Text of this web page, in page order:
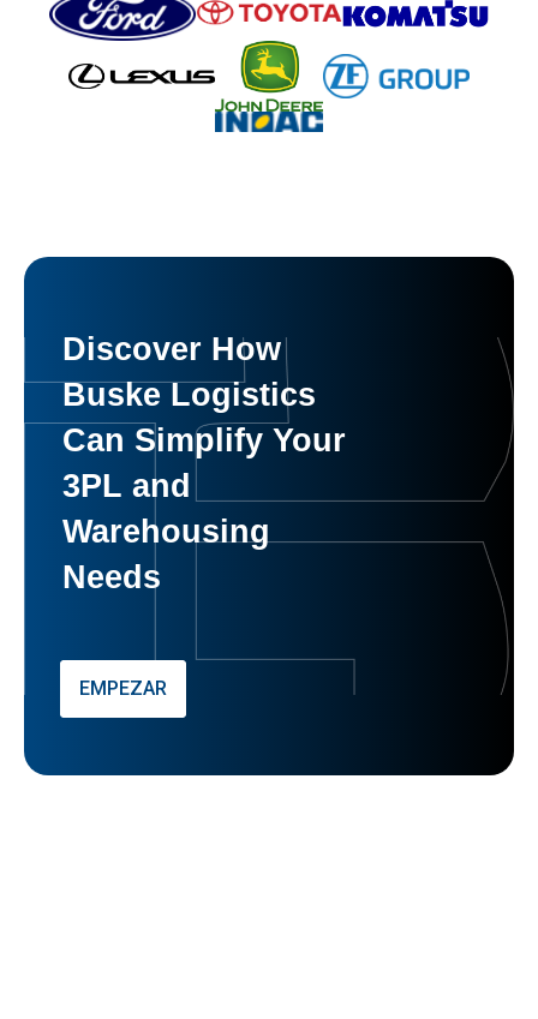
Discover How
Buske Logistics
Can Simplify Your
3PL and
Warehousing
Needs
EMPEZAR